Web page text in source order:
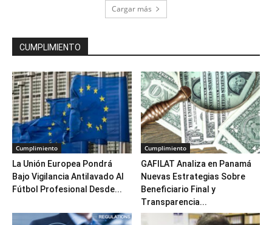
Cargar más
CUMPLIMIENTO
Cumplimiento
La Unión Europea Pondrá
Bajo Vigilancia Antilavado Al
Fútbol Profesional Desde...
Cumplimiento
GAFILAT Analiza en Panamá
Nuevas Estrategias Sobre
Beneficiario Final y
Transparencia...